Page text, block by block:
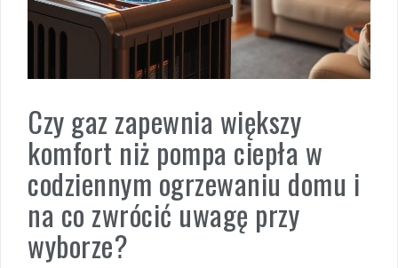
Czy gaz zapewnia większy
komfort niż pompa ciepła w
codziennym ogrzewaniu domu i
na co zwrócić uwagę przy
wyborze?